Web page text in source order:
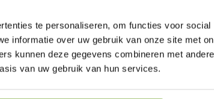
te personaliseren, om functies voor
informatie over uw gebruik van onze site met
kunnen deze gegevens combineren met
van uw gebruik van hun services.